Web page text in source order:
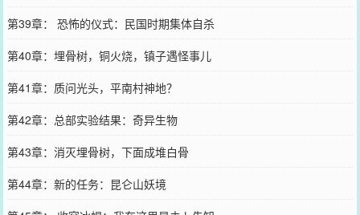
第39章： 恐怖的仪式：民国时期集体自杀
第40章：埋骨树，铜火烧，镇子遇怪事儿
第41章：质问光头，平南村神地？
第42章：总部实验结果：奇异生物
第43章：消灭埋骨树，下面成堆白骨
第44章：新的任务：昆仑山妖境